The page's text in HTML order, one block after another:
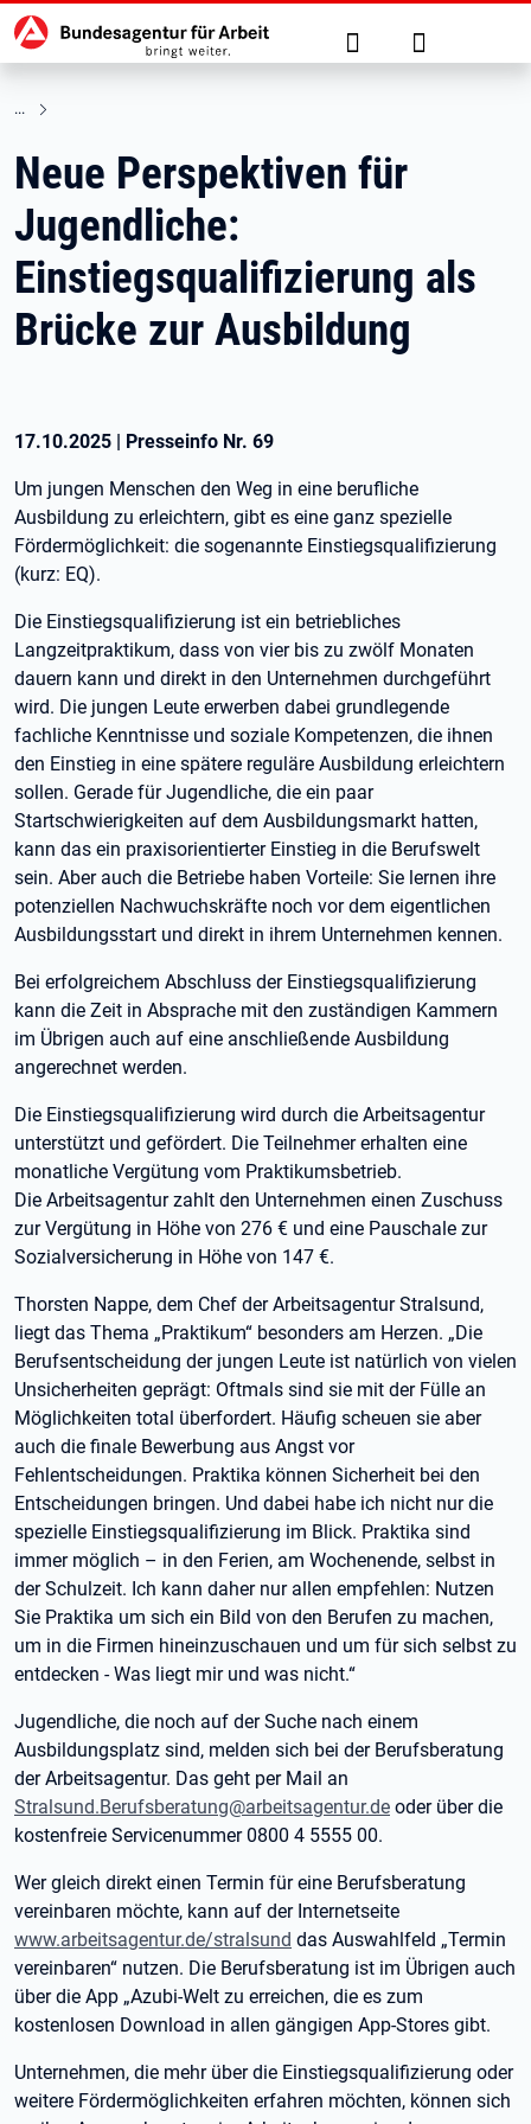
zu den Hauptinhalten springen
Hauptnavigation Suche Anmelden
Neue Perspektiven für
Jugendliche:
Einstiegsqualifizierung als
Brücke zur Ausbildung
17.10.2025 | Presseinfo Nr. 69
Um jungen Menschen den Weg in eine berufliche
Ausbildung zu erleichtern, gibt es eine ganz spezielle
Fördermöglichkeit: die sogenannte Einstiegsqualifizierung
(kurz: EQ).
Die Einstiegsqualifizierung ist ein betriebliches
Langzeitpraktikum, dass von vier bis zu zwölf Monaten
dauern kann und direkt in den Unternehmen durchgeführt
wird. Die jungen Leute erwerben dabei grundlegende
fachliche Kenntnisse und soziale Kompetenzen, die ihnen
den Einstieg in eine spätere reguläre Ausbildung erleichtern
sollen. Gerade für Jugendliche, die ein paar
Startschwierigkeiten auf dem Ausbildungsmarkt hatten,
kann das ein praxisorientierter Einstieg in die Berufswelt
sein. Aber auch die Betriebe haben Vorteile: Sie lernen ihre
potenziellen Nachwuchskräfte noch vor dem eigentlichen
Ausbildungsstart und direkt in ihrem Unternehmen kennen.
Bei erfolgreichem Abschluss der Einstiegsqualifizierung
kann die Zeit in Absprache mit den zuständigen Kammern
im Übrigen auch auf eine anschließende Ausbildung
angerechnet werden.
Die Einstiegsqualifizierung wird durch die Arbeitsagentur
unterstützt und gefördert. Die Teilnehmer erhalten eine
monatliche Vergütung vom Praktikumsbetrieb.
Die Arbeitsagentur zahlt den Unternehmen einen Zuschuss
zur Vergütung in Höhe von 276 € und eine Pauschale zur
Sozialversicherung in Höhe von 147 €.
Thorsten Nappe, dem Chef der Arbeitsagentur Stralsund,
liegt das Thema „Praktikum“ besonders am Herzen. „Die
Berufsentscheidung der jungen Leute ist natürlich von vielen
Unsicherheiten geprägt: Oftmals sind sie mit der Fülle an
Möglichkeiten total überfordert. Häufig scheuen sie aber
auch die finale Bewerbung aus Angst vor
Fehlentscheidungen. Praktika können Sicherheit bei den
Entscheidungen bringen. Und dabei habe ich nicht nur die
spezielle Einstiegsqualifizierung im Blick. Praktika sind
immer möglich – in den Ferien, am Wochenende, selbst in
der Schulzeit. Ich kann daher nur allen empfehlen: Nutzen
Sie Praktika um sich ein Bild von den Berufen zu machen,
um in die Firmen hineinzuschauen und um für sich selbst zu
entdecken - Was liegt mir und was nicht.“
Jugendliche, die noch auf der Suche nach einem
Ausbildungsplatz sind, melden sich bei der Berufsberatung
der Arbeitsagentur. Das geht per Mail an
Stralsund.Berufsberatung@arbeitsagentur.de oder über die
kostenfreie Servicenummer 0800 4 5555 00.
Wer gleich direkt einen Termin für eine Berufsberatung
vereinbaren möchte, kann auf der Internetseite
www.arbeitsagentur.de/stralsund das Auswahlfeld „Termin
vereinbaren“ nutzen. Die Berufsberatung ist im Übrigen auch
über die App „Azubi-Welt zu erreichen, die es zum
kostenlosen Download in allen gängigen App-Stores gibt.
Unternehmen, die mehr über die Einstiegsqualifizierung oder
weitere Fördermöglichkeiten erfahren möchten, können sich